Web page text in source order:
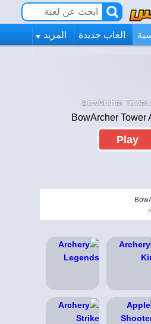
العاب جديدة المزيد
BowArcher Tower
Play